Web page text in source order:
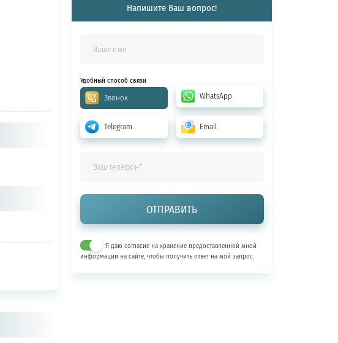
Напишите Ваш вопрос!
Удобный способ связи
Звонок WhatsApp
Telegram Email
Я даю согласие на хранение предоставленной мной
информации на сайте, чтобы получить ответ на мой запрос.